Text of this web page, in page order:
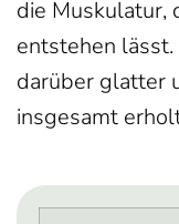
die Muskulatur,
entstehen
darüber glatter
insgesamt